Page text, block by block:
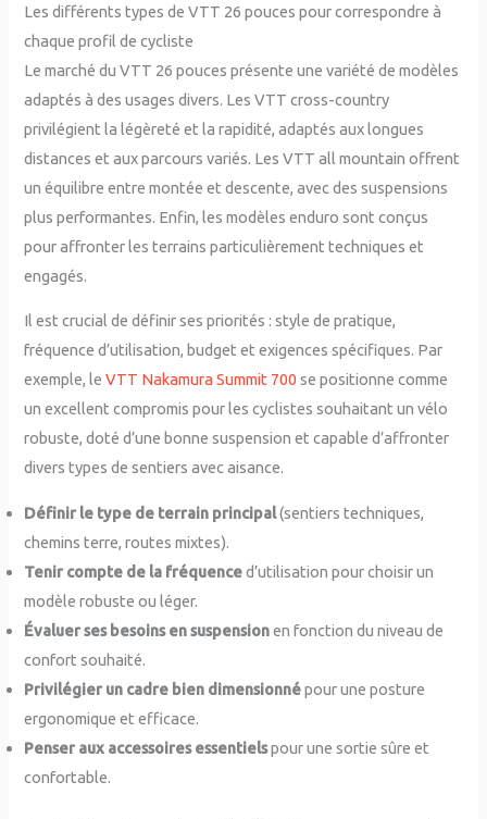
Les différents types de VTT 26 pouces pour correspondre à
chaque profil de cycliste
Le marché du VTT 26 pouces présente une variété de modèles
adaptés à des usages divers. Les VTT cross-country
privilégient la légèreté et la rapidité, adaptés aux longues
distances et aux parcours variés. Les VTT all mountain offrent
un équilibre entre montée et descente, avec des suspensions
plus performantes. Enfin, les modèles enduro sont conçus
pour affronter les terrains particulièrement techniques et
engagés.
Il est crucial de définir ses priorités : style de pratique,
fréquence d’utilisation, budget et exigences spécifiques. Par
exemple, leVTT Nakamura Summit 700 se positionne comme
un excellent compromis pour les cyclistes souhaitant un vélo
robuste, doté d’une bonne suspension et capable d’affronter
divers types de sentiers avec aisance.
Définir le type de terrain principal(sentiers techniques,
chemins terre, routes mixtes).
Tenir compte de la fréquenced’utilisation pour choisir un
modèle robuste ou léger.
Évaluer ses besoins en suspensionen fonction du niveau de
confort souhaité.
Privilégier un cadre bien dimensionnépour une posture
ergonomique et efficace.
Penser aux accessoires essentielspour une sortie sûre et
confortable.